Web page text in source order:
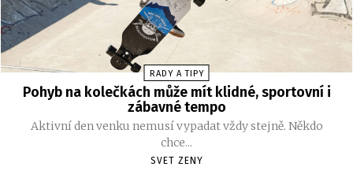
RADY A TIPY
Pohyb na kolečkách může mít klidné, sportovní i
zábavné tempo
Aktivní den venku nemusí vypadat vždy stejně. Někdo
chce...
SVET ZENY